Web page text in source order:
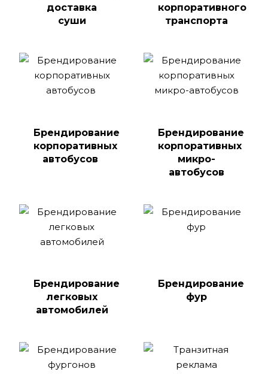
доставка
суши
корпоративного
транспорта
Брендирование
корпоративных
автобусов
Брендирование
корпоративных
микро-
автобусов
Брендирование
легковых
автомобилей
Брендирование
фур